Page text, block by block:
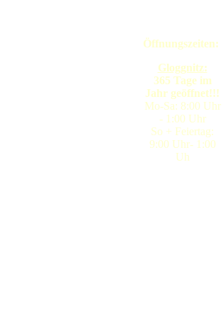
Öffnungszeiten:
Gloggnitz:
365 Tage im
Jahr geöffnet!!!
Mo-Sa: 8:00 Uhr
- 1:00 Uhr
So + Feiertag:
9:00 Uhr- 1:00
Uh